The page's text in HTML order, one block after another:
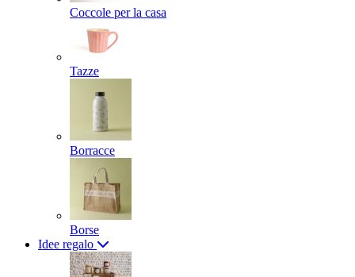
Coccole per la casa
Tazze
Borracce
Borse
Idee regalo